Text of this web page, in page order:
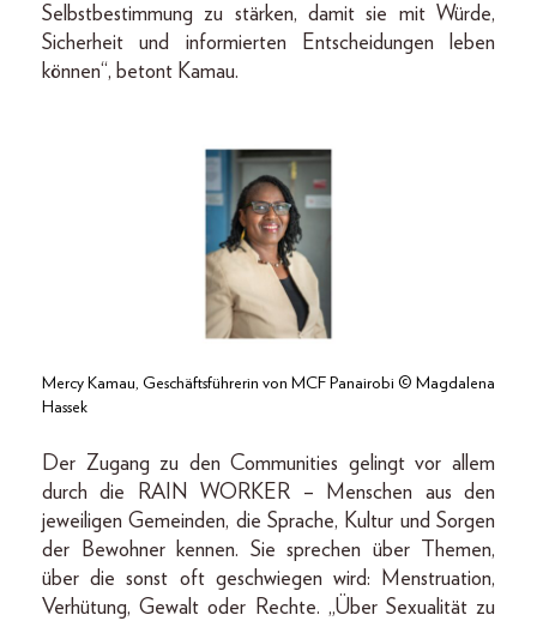
Selbstbestimmung zu stärken, damit sie mit Würde,
Sicherheit und informierten Entscheidungen leben
können“, betont Kamau.
Mercy Kamau, Geschäftsführerin von MCF Panairobi © Magdalena
Hassek
Der Zugang zu den Communities gelingt vor allem
durch die RAIN WORKER – Menschen aus den
jeweiligen Gemeinden, die Sprache, Kultur und Sorgen
der Bewohner kennen. Sie sprechen über Themen,
über die sonst oft geschwiegen wird: Menstruation,
Verhütung, Gewalt oder Rechte. „Über Sexualität zu